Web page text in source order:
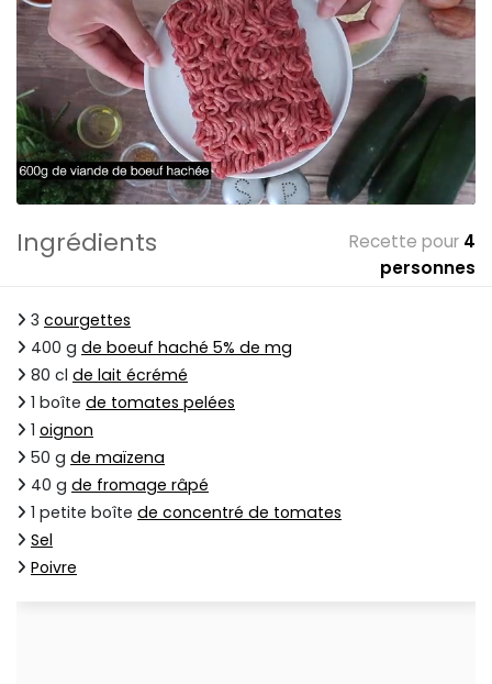
Ingrédients Recette pour 4
personnes
3 courgettes
400 g de boeuf haché 5% de mg
80 cl de lait écrémé
1 boîte de tomates pelées
1 oignon
50 g de maïzena
40 g de fromage râpé
1 petite boîte de concentré de tomates
Sel
Poivre